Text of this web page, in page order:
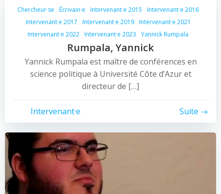
Chercheur·se Écrivain·e Intervenant·e 2015
Intervenant·e 2016
Intervenant·e 2017
Intervenant·e 2019
Intervenant·e 2021
Intervenant·e 2022 Intervenant·e 2023 Yannick Rumpala
Rumpala, Yannick
Yannick Rumpala est maître de conférences en
science politique à Université Côte d’Azur et
directeur de […]
Intervenant·e Suite